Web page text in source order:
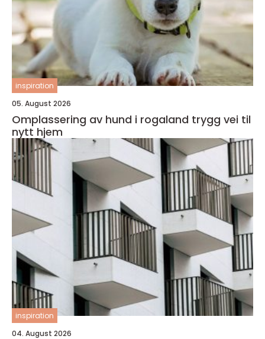
inspiration
05. August 2026
Omplassering av hund i rogaland trygg vei til
nytt hjem
inspiration
04. August 2026